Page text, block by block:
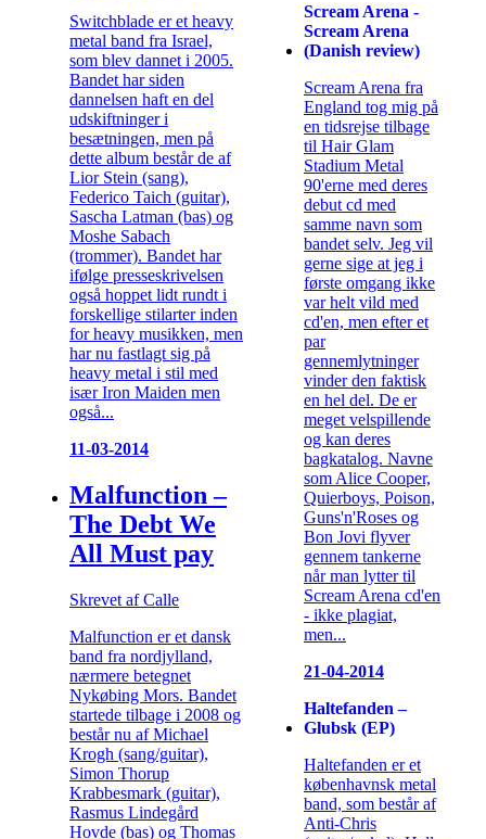
Switchblade er et heavy
metal band fra Israel,
som blev dannet i 2005.
Bandet har siden
dannelsen haft en del
udskiftninger i
besætningen, men på
dette album består de af
Lior Stein (sang),
Federico Taich (guitar),
Sascha Latman (bas) og
Moshe Sabach
(trommer). Bandet har
ifølge presseskrivelsen
også hoppet lidt rundt i
forskellige stilarter inden
for heavy musikken, men
har nu fastlagt sig på
heavy metal i stil med
især Iron Maiden men
også...
11-03-2014
Malfunction –
The Debt We
All Must pay
Skrevet af Calle
Malfunction er et dansk
band fra nordjylland,
nærmere betegnet
Nykøbing Mors. Bandet
startede tilbage i 2008 og
består nu af Michael
Krogh (sang/guitar),
Simon Thorup
Krabbesmark (guitar),
Rasmus Lindegård
Hovde (bas) og Thomas
Scream Arena -
Scream Arena
(Danish review)
Scream Arena fra
England tog mig på
en tidsrejse tilbage
til Hair Glam
Stadium Metal
90'erne med deres
debut cd med
samme navn som
bandet selv. Jeg vil
gerne sige at jeg i
første omgang ikke
var helt vild med
cd'en, men efter et
par
gennemlytninger
vinder den faktisk
en hel del. De er
meget velspillende
og kan deres
bagkatalog. Navne
som Alice Cooper,
Quierboys, Poison,
Guns'n'Roses og
Bon Jovi flyver
gennem tankerne
når man lytter til
Scream Arena cd'en
- ikke plagiat,
men...
21-04-2014
Haltefanden –
Glubsk (EP)
Haltefanden er et
københavnsk metal
band, som består af
Anti-Chris